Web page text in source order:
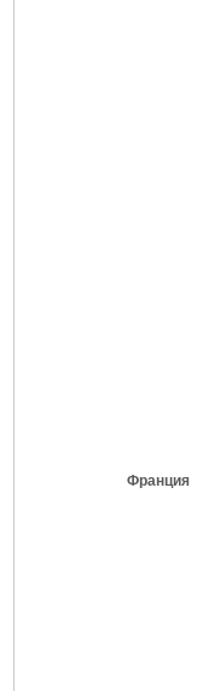
Франция